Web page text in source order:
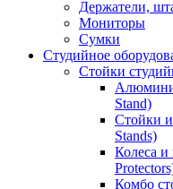
Держатели,
Мониторы
Сумки
Студийное
Стойки
Stand)
Стойки
Stands)
Колеса и
Комбо